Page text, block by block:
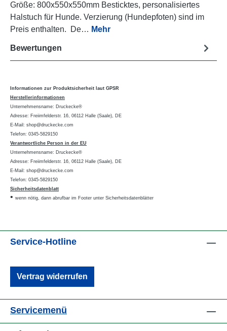
Größe: 800x550x550mm Besticktes, personalisiertes
Halstuch für Hunde. Verzierung (Hundepfoten) sind im
Preis enthalten. De… Mehr
Bewertungen
Informationen zur Produktsicherheit laut GPSR
Herstellerinformationen
Unternehmensname: Druckecke®
Adresse: Freiimfelderstr. 16, 06112 Halle (Saale), DE
E-Mail: shop@druckecke.com
Telefon: 0345-5829150
Verantwortliche Person in der EU
Unternehmensname: Druckecke®
Adresse: Freiimfelderstr. 16, 06112 Halle (Saale), DE
E-Mail: shop@druckecke.com
Telefon: 0345-5829150
Sicherheitsdatenblatt
• wenn nötig, dann abrufbar im Footer unter Sicherheitsdatenblätter
Service-Hotline
Vertrag widerrufen
Servicemenü